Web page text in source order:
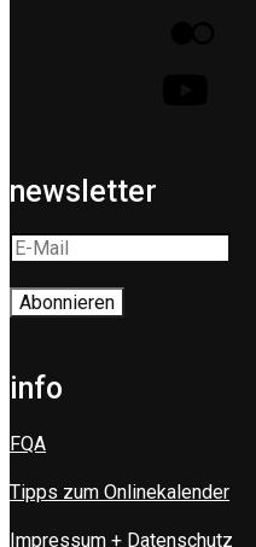
newsletter
info
FQA
Tipps zum Onlinekalender
Impressum + Datenschutz